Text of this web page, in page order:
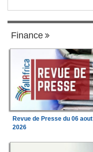
Finance
Revue de Presse du 06 aout
2026